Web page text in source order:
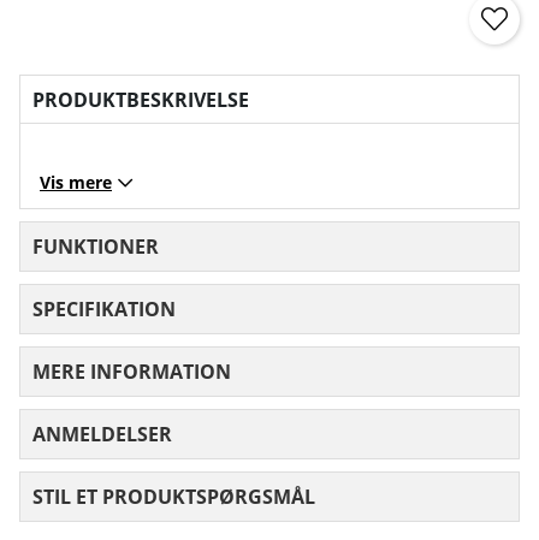
PRODUKTBESKRIVELSE
Vis mere
FUNKTIONER
SPECIFIKATION
MERE INFORMATION
ANMELDELSER
STIL ET PRODUKTSPØRGSMÅL